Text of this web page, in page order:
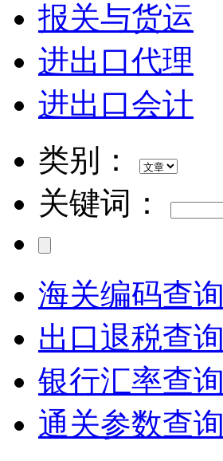
报关与货运
进出口代理
进出口会计
类别：
关键词：
海关编码查询
出口退税查询
银行汇率查询
通关参数查询